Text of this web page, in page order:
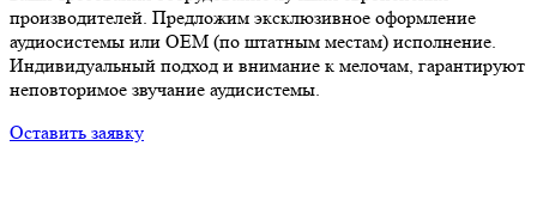
производителей. Предложим эксклюзивное оформление
аудиосистемы или OEM (по штатным местам) исполнение.
Индивидуальный подход и внимание к мелочам, гарантируют
неповторимое звучание аудисистемы.
Оставить заявку